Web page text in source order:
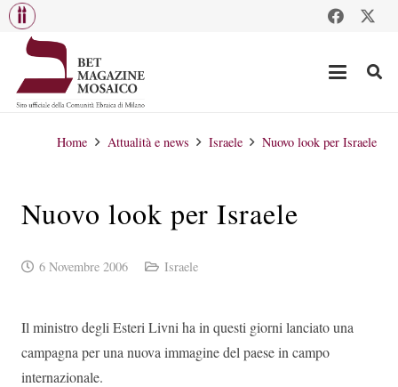
Home Attualità e news Israele Nuovo look per Israele
Nuovo look per Israele
6 Novembre 2006 Israele
Il ministro degli Esteri Livni ha in questi giorni lanciato una
campagna per una nuova immagine del paese in campo
internazionale.